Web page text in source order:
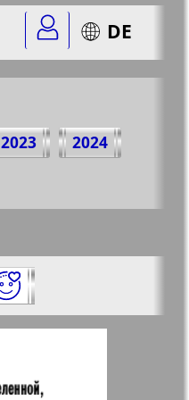
DE
2023
2024